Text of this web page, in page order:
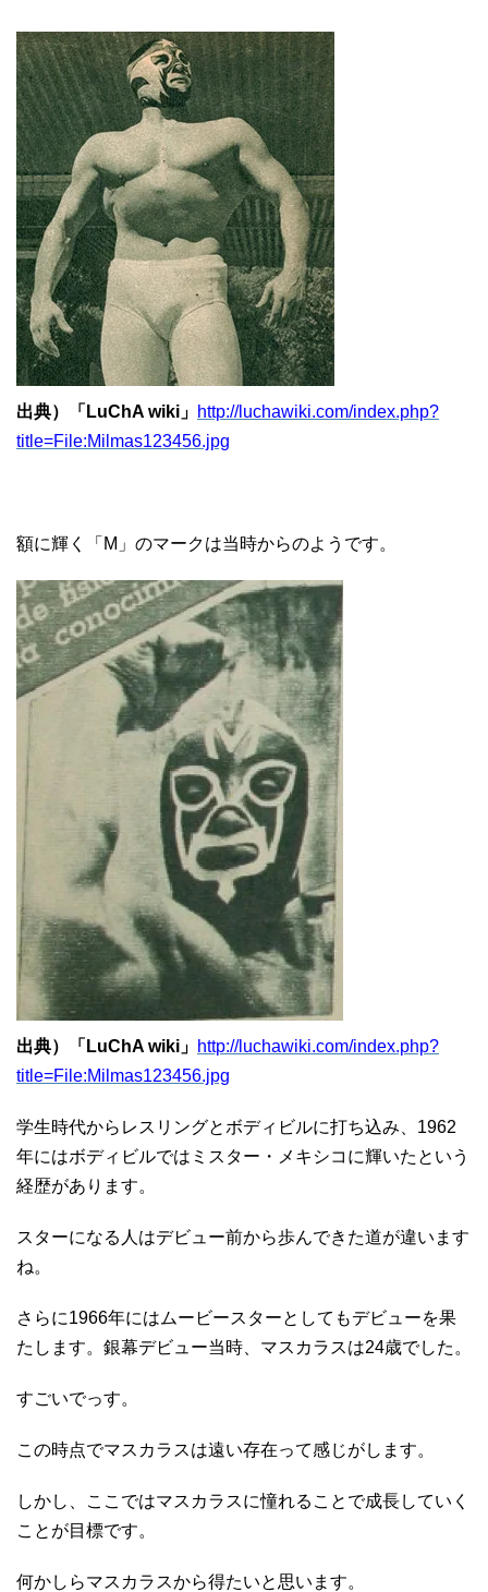
出典）「LuChA wiki」 http://luchawiki.com/index.php?
title=File:Milmas123456.jpg
額に輝く「M」のマークは当時からのようです。
出典）「LuChA wiki」 http://luchawiki.com/index.php?
title=File:Milmas123456.jpg
学生時代からレスリングとボディビルに打ち込み、1962
年にはボディビルではミスター・メキシコに輝いたという
経歴があります。
スターになる人はデビュー前から歩んできた道が違います
ね。
さらに1966年にはムービースターとしてもデビューを果
たします。銀幕デビュー当時、マスカラスは24歳でした。
すごいでっす。
この時点でマスカラスは遠い存在って感じがします。
しかし、ここではマスカラスに憧れることで成長していく
ことが目標です。
何かしらマスカラスから得たいと思います。